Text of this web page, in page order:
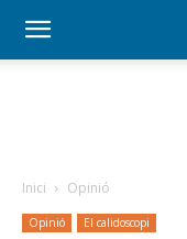
Inici Opinió
Opinió El calidoscopi